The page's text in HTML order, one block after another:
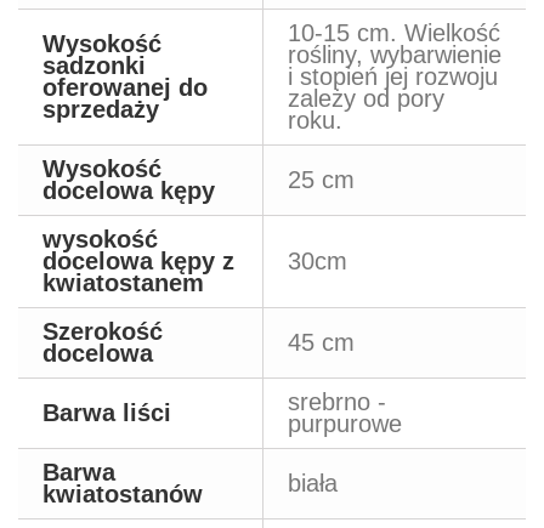
Wysokość
sadzonki
oferowanej do
sprzedaży
10-15 cm. Wielkość
rośliny, wybarwienie
i stopień jej rozwoju
zależy od pory
roku.
Wysokość
docelowa kępy
25 cm
wysokość
docelowa kępy z
kwiatostanem
30cm
Szerokość
docelowa
45 cm
Barwa liści
srebrno -
purpurowe
Barwa
kwiatostanów
biała